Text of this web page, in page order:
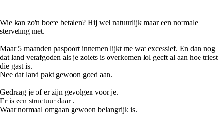
Wie kan zo'n boete betalen? Hij wel natuurlijk maar een normale
sterveling niet.
Maar 5 maanden paspoort innemen lijkt me wat excessief. En dan nog
dat land verafgoden als je zoiets is overkomen lol geeft al aan hoe triest
die gast is.
Nee dat land pakt gewoon goed aan.
Gedraag je of er zijn gevolgen voor je.
Er is een structuur daar .
Waar normaal omgaan gewoon belangrijk is.